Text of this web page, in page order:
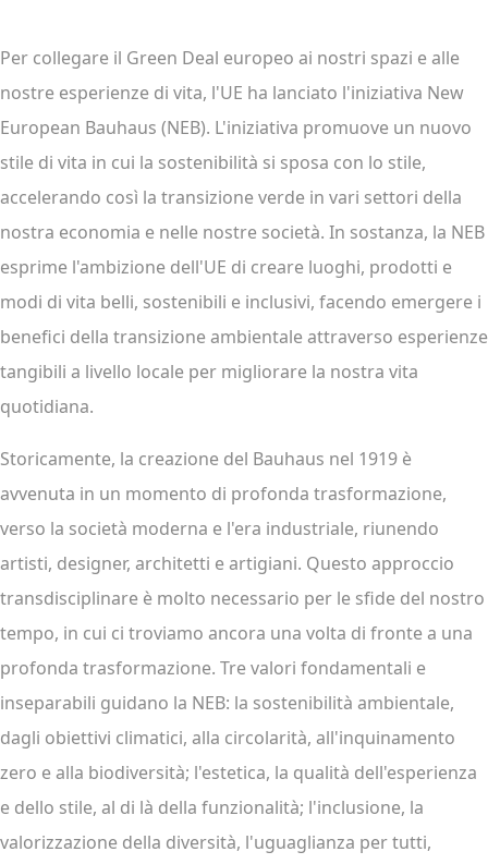
Per collegare il Green Deal europeo ai nostri spazi e alle
nostre esperienze di vita, l'UE ha lanciato l'iniziativa New
European Bauhaus (NEB). L'iniziativa promuove un nuovo
stile di vita in cui la sostenibilità si sposa con lo stile,
accelerando così la transizione verde in vari settori della
nostra economia e nelle nostre società. In sostanza, la NEB
esprime l'ambizione dell'UE di creare luoghi, prodotti e
modi di vita belli, sostenibili e inclusivi, facendo emergere i
benefici della transizione ambientale attraverso esperienze
tangibili a livello locale per migliorare la nostra vita
quotidiana.
Storicamente, la creazione del Bauhaus nel 1919 è
avvenuta in un momento di profonda trasformazione,
verso la società moderna e l'era industriale, riunendo
artisti, designer, architetti e artigiani. Questo approccio
transdisciplinare è molto necessario per le sfide del nostro
tempo, in cui ci troviamo ancora una volta di fronte a una
profonda trasformazione. Tre valori fondamentali e
inseparabili guidano la NEB: la sostenibilità ambientale,
dagli obiettivi climatici, alla circolarità, all'inquinamento
zero e alla biodiversità; l'estetica, la qualità dell'esperienza
e dello stile, al di là della funzionalità; l'inclusione, la
valorizzazione della diversità, l'uguaglianza per tutti,